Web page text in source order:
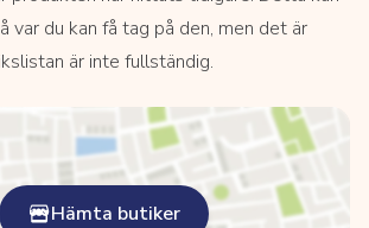
var du kan få tag på den, men det är
är inte fullständig.
Hämta butiker